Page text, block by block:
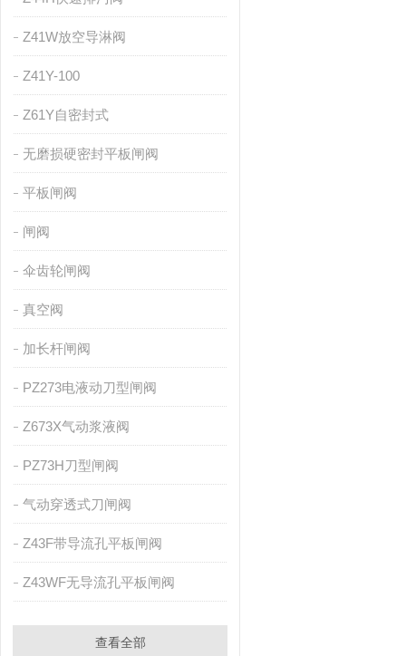
Z41W放空导淋阀
Z41Y-100
Z61Y自密封式
无磨损硬密封平板闸阀
平板闸阀
闸阀
伞齿轮闸阀
真空阀
加长杆闸阀
PZ273电液动刀型闸阀
Z673X气动浆液阀
PZ73H刀型闸阀
气动穿透式刀闸阀
Z43F带导流孔平板闸阀
Z43WF无导流孔平板闸阀
查看全部